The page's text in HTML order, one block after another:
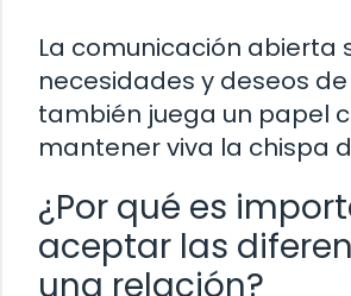
La comunicación abierta
necesidades y deseos
también juega un papel
mantener viva la chispa
¿Por qué es
aceptar las
una relación?